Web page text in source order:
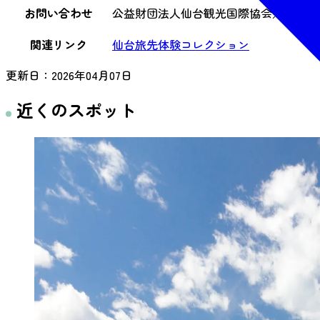
お問い合わせ
公益財団法人仙台観光国際協会／022-
関連リンク
仙台旅先体験コレクション
更新日： 2026年04月07日
近くのスポット